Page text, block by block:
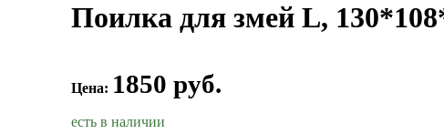
Поилка для змей L,
Цена: 1850 руб.
есть в наличии